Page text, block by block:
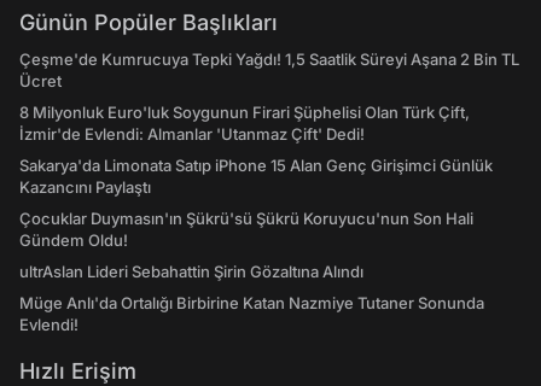
Günün Popüler Başlıkları
Çeşme'de Kumrucuya Tepki Yağdı! 1,5 Saatlik Süreyi Aşana 2 Bin TL
Ücret
8 Milyonluk Euro'luk Soygunun Firari Şüphelisi Olan Türk Çift,
İzmir'de Evlendi: Almanlar 'Utanmaz Çift' Dedi!
Sakarya'da Limonata Satıp iPhone 15 Alan Genç Girişimci Günlük
Kazancını Paylaştı
Çocuklar Duymasın'ın Şükrü'sü Şükrü Koruyucu'nun Son Hali
Gündem Oldu!
ultrAslan Lideri Sebahattin Şirin Gözaltına Alındı
Müge Anlı'da Ortalığı Birbirine Katan Nazmiye Tutaner Sonunda
Evlendi!
Hızlı Erişim